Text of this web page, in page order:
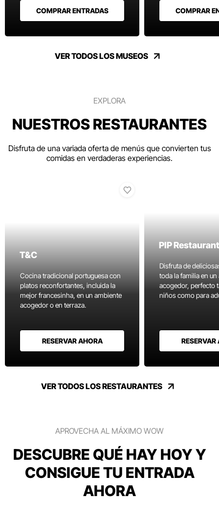
COMPRAR ENTRADAS COMPRAR
VER TODOS LOS MUSEOS
EXPLORA
NUESTROS RESTAURANTES
Disfruta de una variada oferta de menús que convierten tus
comidas en verdaderas experiencias.
T&C
Cocina tradicional portuguesa con
platos reconfortantes, incluida la
mejor francesinha, en un ambiente
acogedor o en terraza.
RESERVAR AHORA
PIP Restaurant
Disfruta de
toda la familia en
acogedor, perfecto
niños como para
RESERVAR
VER TODOS LOS RESTAURANTES
APROVECHA AL MÁXIMO WOW
DESCUBRE QUÉ HAY HOY Y
CONSIGUE TU ENTRADA
AHORA